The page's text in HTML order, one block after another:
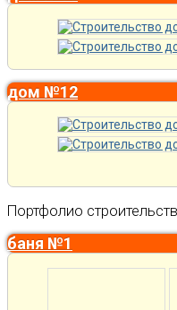
дом №12
Портфолио
баня №1